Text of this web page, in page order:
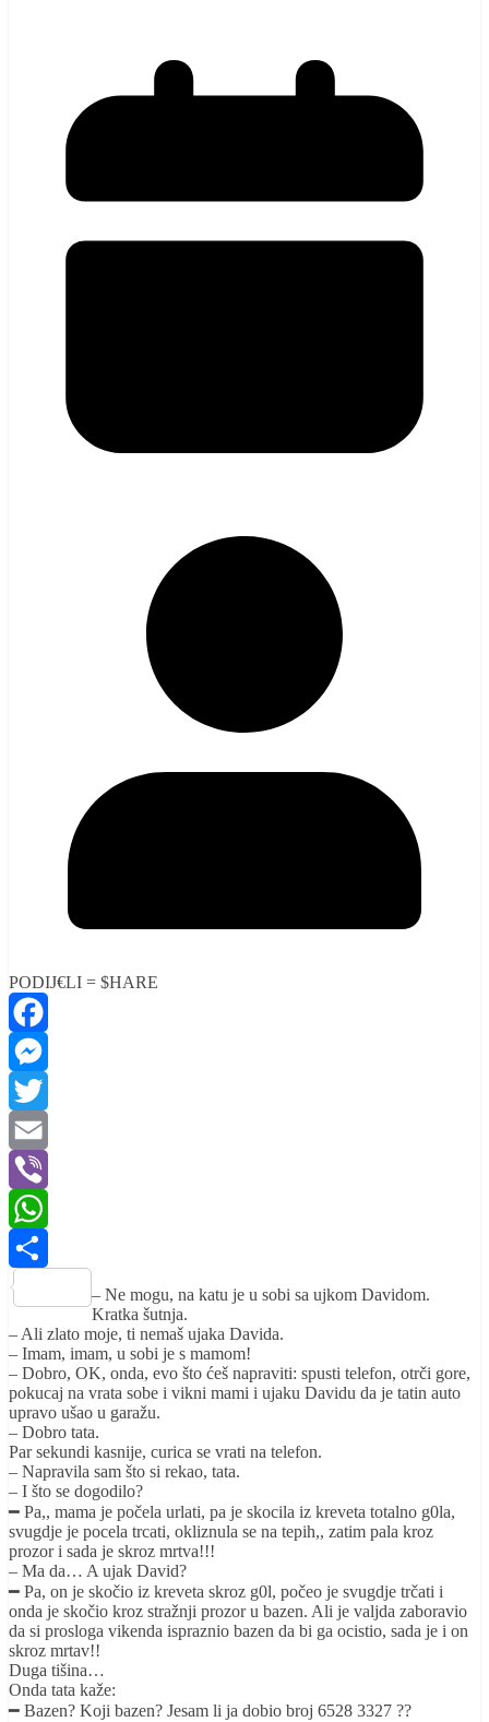
PODIJ€LI = $HARE
Facebook
Messenger
Twitter
Email
Viber
WhatsApp
Share
– Ne mogu, na katu je u sobi sa ujkom Davidom.
Kratka šutnja.
– Ali zlato moje, ti nemaš ujaka Davida.
– Imam, imam, u sobi je s mamom!
– Dobro, OK, onda, evo što ćeš napraviti: spusti telefon, otrči gore,
pokucaj na vrata sobe i vikni mami i ujaku Davidu da je tatin auto
upravo ušao u garažu.
– Dobro tata.
Par sekundi kasnije, curica se vrati na telefon.
– Napravila sam što si rekao, tata.
– I što se dogodilo?
━ Pa,, mama je počela urlati, pa je skocila iz kreveta totalno g0la,
svugdje je pocela trcati, okliznula se na tepih,, zatim pala kroz
prozor i sada je skroz mrtva!!!
– Ma da… A ujak David?
━ Pa, on je skočio iz kreveta skroz g0l, počeo je svugdje trčati i
onda je skočio kroz stražnji prozor u bazen. Ali je valjda zaboravio
da si prosloga vikenda ispraznio bazen da bi ga ocistio, sada je i on
skroz mrtav!!
Duga tišina…
Onda tata kaže:
━ Bazen? Koji bazen? Jesam li ja dobio broj 6528 3327 ??